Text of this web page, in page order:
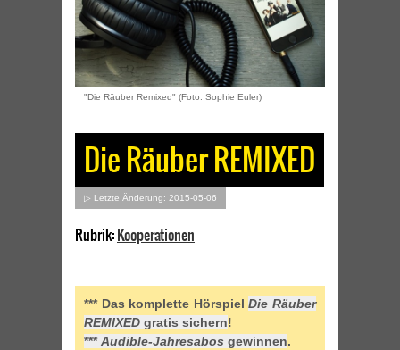
"Die Räuber Remixed" (Foto: Sophie Euler)
Die Räuber REMIXED
▷ Letzte Änderung: 2015-05-06
Rubrik:Kooperationen
*** Das komplette HörspielDie Räuber
REMIXED gratis sichern!
***Audible-Jahresabos gewinnen.